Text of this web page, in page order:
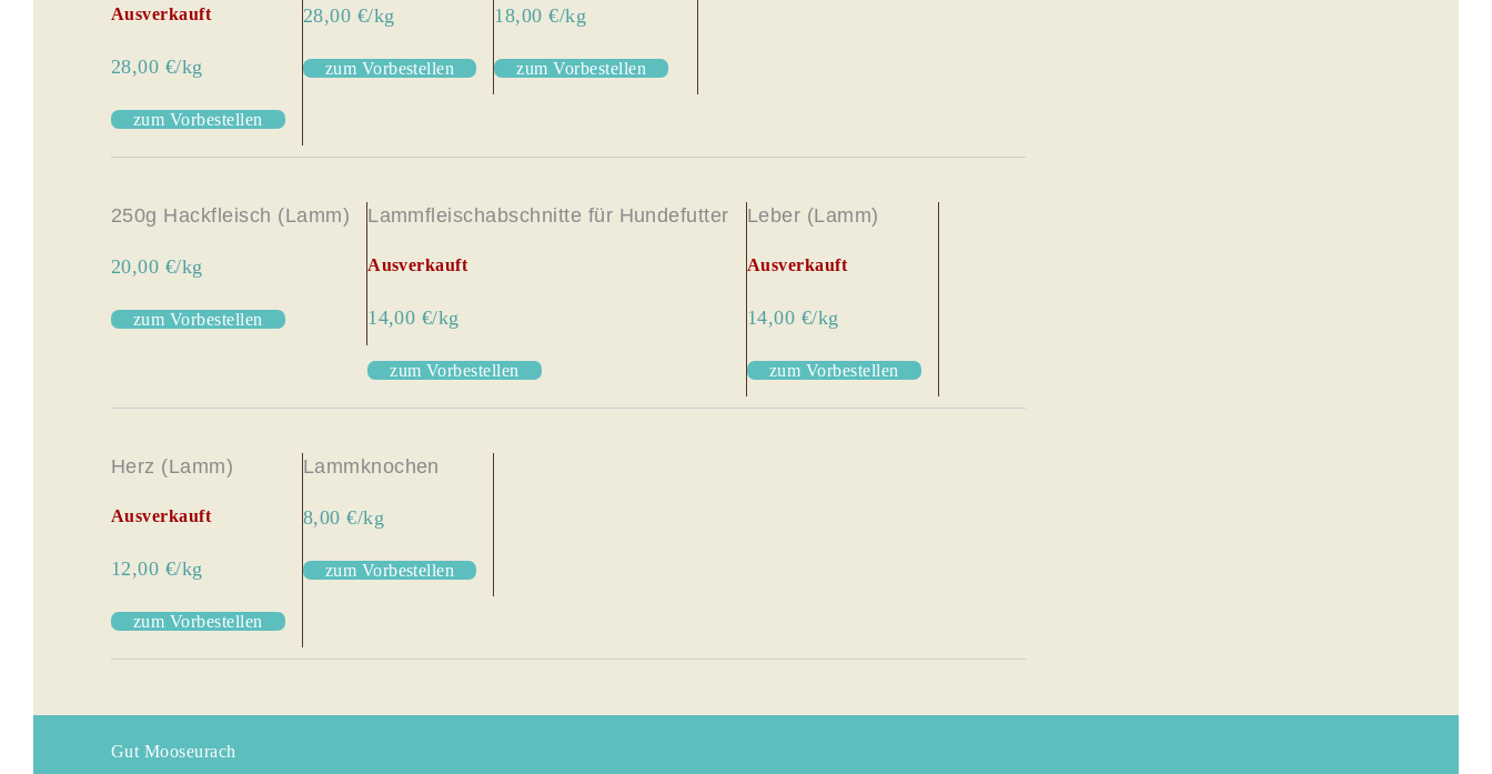
Ausverkauft
28,00 €/kg
zum Vorbestellen
28,00 €/kg
zum Vorbestellen
18,00 €/kg
zum Vorbestellen
250g Hackfleisch (Lamm)
20,00 €/kg
zum Vorbestellen
Lammfleischabschnitte für Hundefutter
Ausverkauft
14,00 €/kg
zum Vorbestellen
Leber (Lamm)
Ausverkauft
14,00 €/kg
zum Vorbestellen
Herz (Lamm)
Ausverkauft
12,00 €/kg
zum Vorbestellen
Lammknochen
8,00 €/kg
zum Vorbestellen
Gut Mooseurach